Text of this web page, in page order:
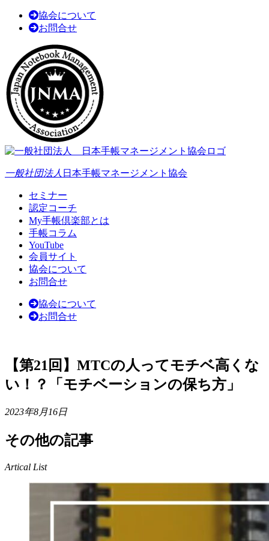
協会について
お問合せ
一般社団法人 日本手帳マネージメント協会
セミナー
認定コーチ
My手帳倶楽部とは
手帳コラム
YouTube
会員サイト
協会について
お問合せ
協会について
お問合せ
【第21回】MTCの人ってモチベ高くな
い！？「モチベーションの保ち方」
2023年8月16日
その他の記事
Artical List